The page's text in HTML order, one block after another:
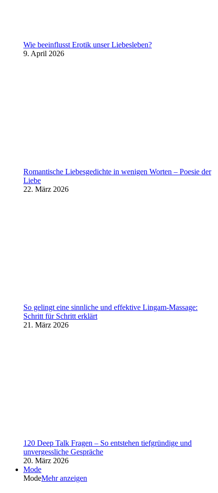
Wie beeinflusst Erotik unser Liebesleben?
9. April 2026
Romantische Liebesgedichte in wenigen Worten – Poesie der
Liebe
22. März 2026
So gelingt eine sinnliche und effektive Lingam-Massage:
Schritt für Schritt erklärt
21. März 2026
120 Deep Talk Fragen – So entstehen tiefgründige und
unvergessliche Gespräche
20. März 2026
Mode
ModeMehr anzeigen